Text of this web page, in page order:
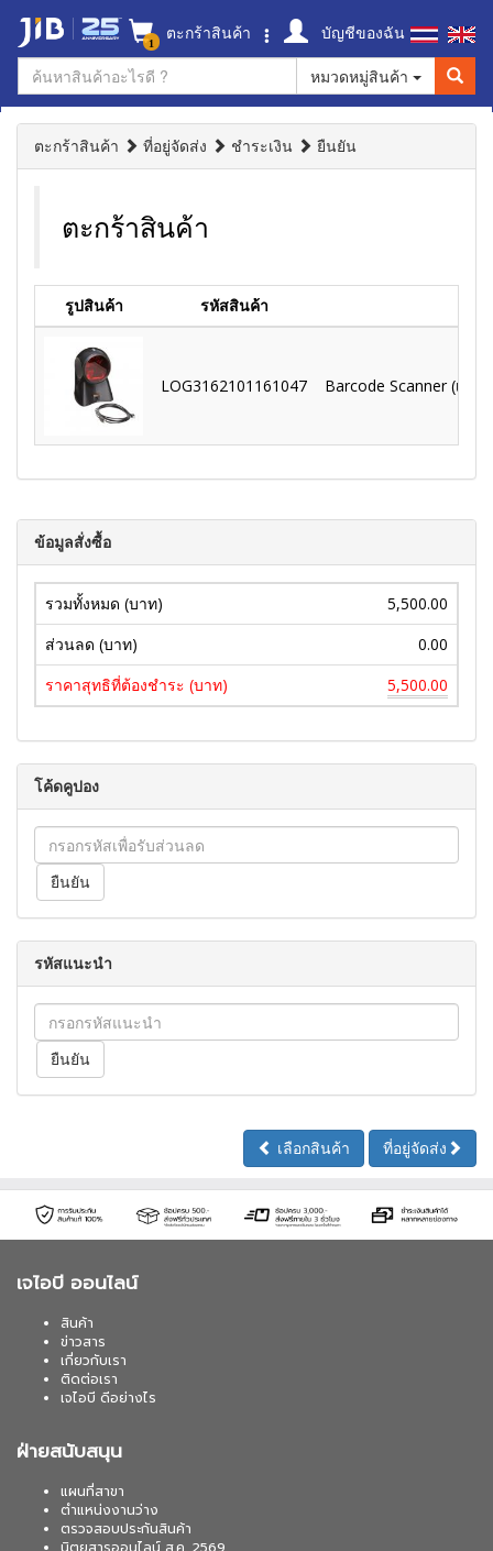
1 ตะกร้าสินค้า
บัญชีของฉัน
หมวดหมู่สินค้า
ตะกร้าสินค้า ที่อยู่จัดส่ง ชำระเงิน ยืนยัน
ตะกร้าสินค้า
รูปสินค้า รหัสสินค้า
LOG3162101161047 Barcode Scanner (เครื่
ข้อมูลสั่งซื้อ
รวมทั้งหมด (บาท)
5,500.00
ส่วนลด (บาท)
0.00
ราคาสุทธิที่ต้องชำระ (บาท)
5,500.00
โค้ดคูปอง
รหัสแนะนำ
เลือกสินค้า ที่อยู่จัดส่ง
เจไอบี ออนไลน์
สินค้า
ข่าวสาร
เกี่ยวกับเรา
ติดต่อเรา
เจไอบี ดีอย่างไร
ฝ่ายสนับสนุน
แผนที่สาขา
ตำแหน่งงานว่าง
ตรวจสอบประกันสินค้า